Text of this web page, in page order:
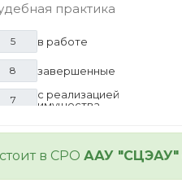
практика
5 в работе
8 завершенные
7
с реализацией
имущества
в СРО ААУ "СЦЭАУ"